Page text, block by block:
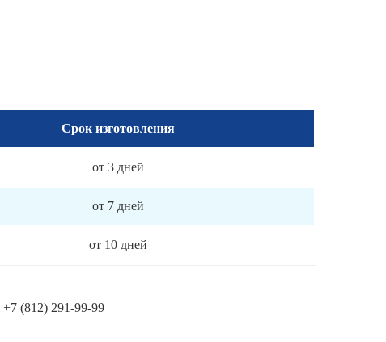
Срок изготовления
от 3 дней
от 7 дней
от 10 дней
+7 (812) 291-99-99